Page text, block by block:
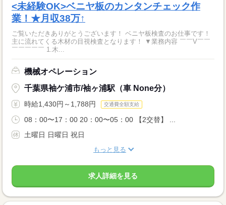
<未経験OK>ベニヤ板のカンタンチェック作
業！★月収38万↑
ご覧いただきありがとうございます！ ベニヤ板検査のお仕事です！
主に流れてくる木材の目視検査となります！ ▼業務内容 ￣￣V￣￣
￣￣￣￣￣ 1.木...
機械オペレーション
千葉県袖ケ浦市/袖ヶ浦駅（車 None分）
時給1,430円～1,788円 交通費全額支給
08：00〜17：00 20：00〜05：00 【2交替】 ...
土曜日 日曜日 祝日
もっと見る
求人詳細を見る